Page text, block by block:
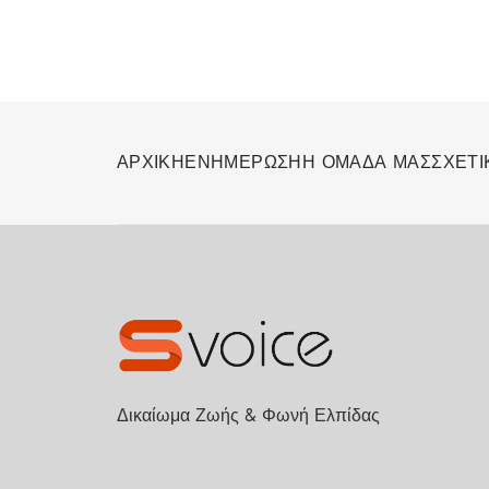
ΑΡΧΙΚΗΕΝΗΜΕΡΩΣΗΗ ΟΜΑΔΑ ΜΑΣ
Δικαίωμα Ζωής & Φωνή Ελπίδας